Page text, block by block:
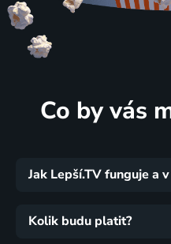
Co by vás
Jak Lepší.TV funguje a
Kolik budu platit?